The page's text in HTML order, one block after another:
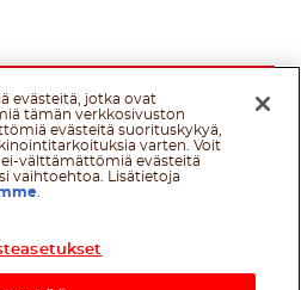
evästeitä, jotka ovat
tämän verkkosivuston
evästeitä suorituskykyä,
varten. Voit
ei-välttämättömiä evästeitä
vaihtoehtoa. Lisätietoja